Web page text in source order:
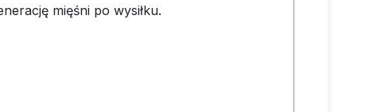
mięśni po wysiłku.